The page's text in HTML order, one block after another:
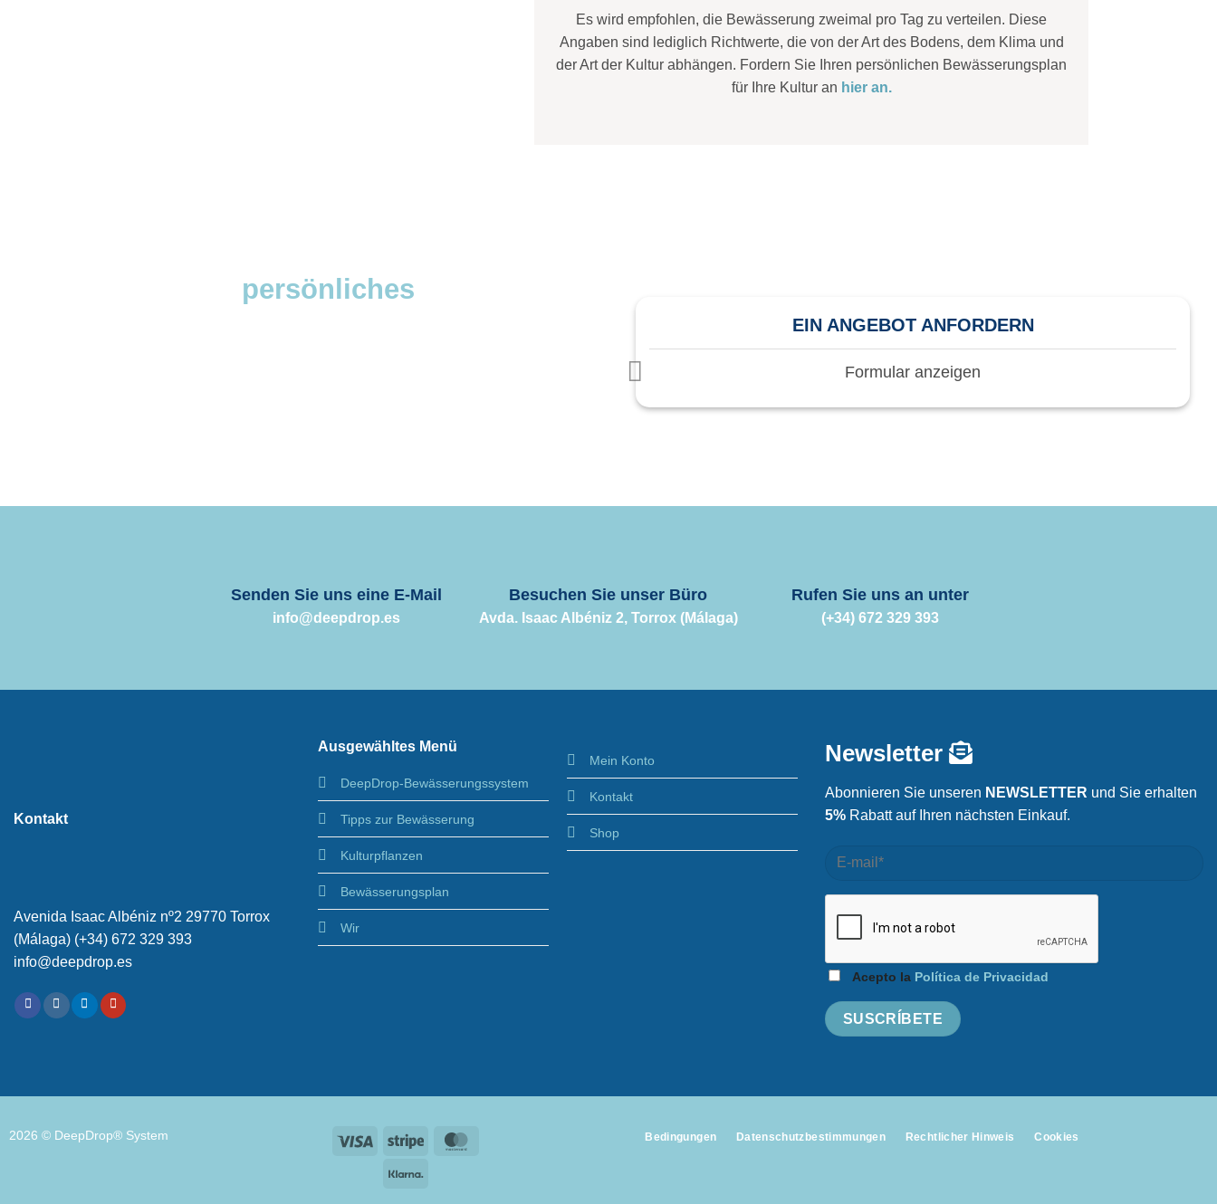
Es wird empfohlen, die Bewässerung zweimal pro Tag zu verteilen. Diese
Angaben sind lediglich Richtwerte, die von der Art des Bodens, dem Klima und
der Art der Kultur abhängen. Fordern Sie Ihren persönlichen Bewässerungsplan
für Ihre Kultur an hier an.
persönliches
EIN ANGEBOT ANFORDERN
Formular anzeigen
Senden Sie uns eine E-Mail
info@deepdrop.es
Besuchen Sie unser Büro
Avda. Isaac Albéniz 2, Torrox (Málaga)
Rufen Sie uns an unter
(+34) 672 329 393
Kontakt
Avenida Isaac Albéniz nº2 29770 Torrox
(Málaga) (+34) 672 329 393
info@deepdrop.es
Ausgewähltes Menü
DeepDrop-Bewässerungssystem
Tipps zur Bewässerung
Kulturpflanzen
Bewässerungsplan
Wir
Mein Konto
Kontakt
Shop
Newsletter
Abonnieren Sie unseren NEWSLETTER und Sie erhalten
5% Rabatt auf Ihren nächsten Einkauf.
Acepto la Política de Privacidad
2026 © DeepDrop® System Visa Stripe Bedingungen Datenschutzbestimmungen Rechtlicher Hinweis Cookies